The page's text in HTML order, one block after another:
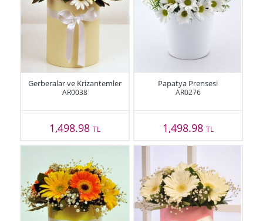
Gerberalar ve Krizantemler
AR0038
1,498.98TL
Papatya Prensesi
AR0276
1,498.98 TL